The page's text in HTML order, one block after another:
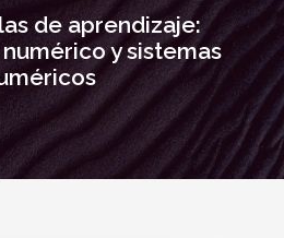
de aprendizaje:
y sistemas